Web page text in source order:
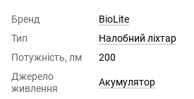
Бренд
BioLite
Тип
Налобний ліхтар
Потужність, лм
200
Джерело
живлення
Акумулятор